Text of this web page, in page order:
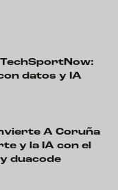
datos y IA
A Coruña
y la IA con el
duacode